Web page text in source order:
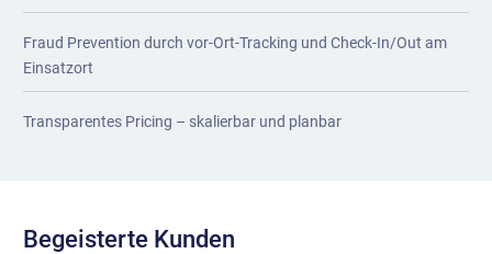
Fraud Prevention durch vor-Ort-Tracking und Check-In/Out am
Einsatzort
Transparentes Pricing – skalierbar und planbar
Begeisterte Kunden